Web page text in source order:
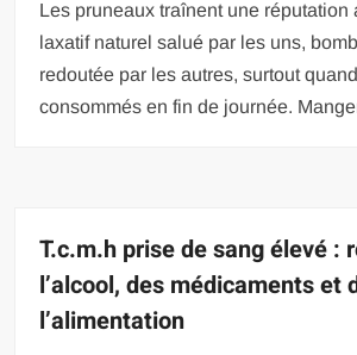
Les pruneaux traînent une réputation
laxatif naturel salué par les uns,
redoutée par les autres, surtout
consommés en fin de journée.
T.c.m.h prise de sang élevé :
l’alcool, des médicaments et
l’alimentation